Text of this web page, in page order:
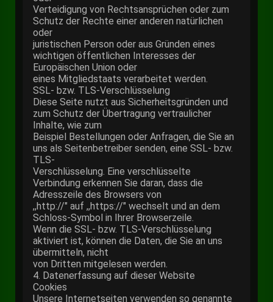
Verteidigung von Rechtsansprüchen oder zum
Schutz der Rechte einer anderen natürlichen
oder
juristischen Person oder aus Gründen eines
wichtigen öffentlichen Interesses der
Europäischen Union oder
eines Mitgliedstaats verarbeitet werden.
SSL- bzw. TLS-Verschlüsselung
Diese Seite nutzt aus Sicherheitsgründen und
zum Schutz der Übertragung vertraulicher
Inhalte, wie zum
Beispiel Bestellungen oder Anfragen, die Sie an
uns als Seitenbetreiber senden, eine SSL- bzw.
TLS-
Verschlüsselung. Eine verschlüsselte
Verbindung erkennen Sie daran, dass die
Adresszeile des Browsers von
,,http://" auf ,,https://" wechselt und an dem
Schloss-Symbol in Ihrer Browserzeile.
Wenn die SSL- bzw. TLS-Verschlüsselung
aktiviert ist, können die Daten, die Sie an uns
übermitteln, nicht
von Dritten mitgelesen werden.
4. Datenerfassung auf dieser Website
Cookies
Unsere Internetseiten verwenden so genannte